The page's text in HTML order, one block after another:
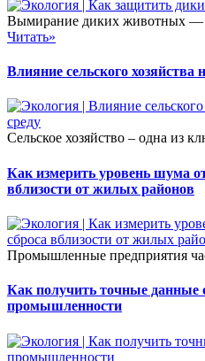
Вымирание диких животных —
Читать»
Влияние сельского
Сельское хозяйство – одна из
Как измерить уровень шума
вблизости от жилых районов
Промышленные предприятия
Как получить точные данные
промышленности